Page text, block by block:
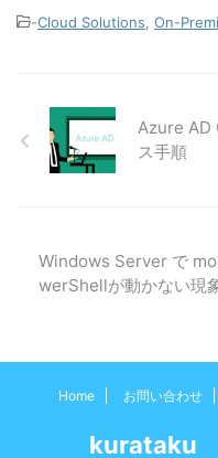
-Cloud Solutions On-
Azure AD
ス手順
Windows Server で
werShellが動かない現
Home お問い合わせ
kurataku